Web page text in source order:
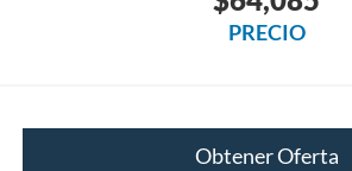
PRECIO
Obtener Oferta